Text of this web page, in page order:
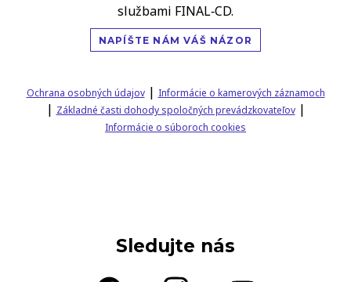
službami FINAL‑CD.
NAPÍŠTE NÁM VÁŠ NÁZOR
Ochrana osobných údajov| Informácie o kamerových záznamoch
| Základné časti dohody spoločných prevádzkovateľov|
Informácie o súboroch cookies
Sledujte nás